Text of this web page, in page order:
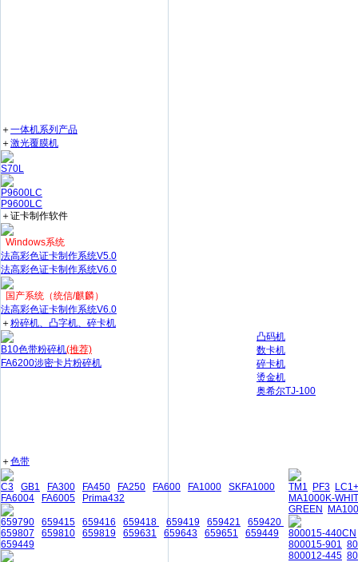
＋一体机系列产品
＋激光覆膜机
S70L
P9600LC
P9600LC
＋证卡制作软件
Windows系统
法高彩色证卡制作系统V5.0
法高彩色证卡制作系统V6.0
国产系统（统信/麒麟）
法高彩色证卡制作系统V6.0
＋粉碎机、凸字机、碎卡机
B10色带粉碎机(推荐)
FA6200涉密卡片粉碎机
凸码机
数卡机
碎卡机
烫金机
奥希尔TJ-100
＋色带
C3 GB1 FA300 FA450 FA250 FA600 FA1000
SKFA1000
FA6004
FA6005 Prima432
659790 659415 659416 659418 659419 659421
659420
659807
659810 659819 659631 659643 659651
659449
659449
TM1 PF3 LC1+
MA1000K-
GREEN
800015-440CN
800015-901
800012-445